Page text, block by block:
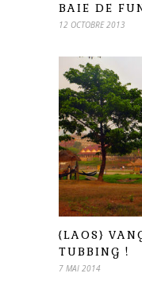
BAIE DE
12 OCTOBRE 2013
{LAOS}
TUBBING !
7 MAI 2014